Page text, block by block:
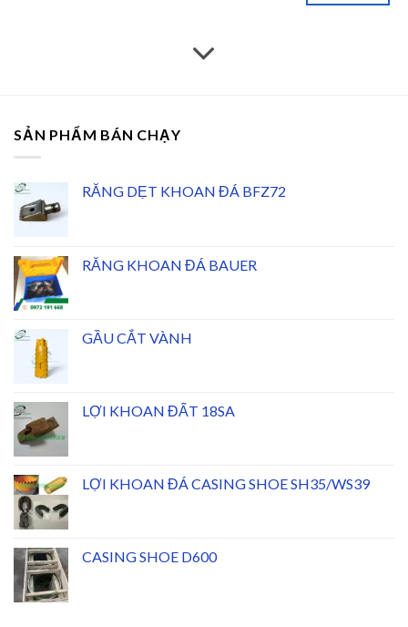
SẢN PHẨM BÁN CHẠY
RĂNG DẸT KHOAN ĐÁ BFZ72
RĂNG KHOAN ĐÁ BAUER
GẦU CẮT VÀNH
LỢI KHOAN ĐẤT 18SA
LỢI KHOAN ĐÁ CASING SHOE SH35/WS39
CASING SHOE D600